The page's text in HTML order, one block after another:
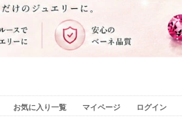
お気に入り一覧 マイページ ログイン